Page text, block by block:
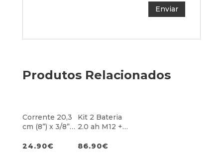
Produtos Relacionados
Corrente 20,3
cm (8”) x 3/8”
24.90€
Kit 2 Bateria
2.0 ah M12 +
M12
86.90€